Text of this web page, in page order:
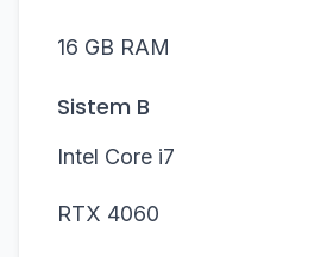
16 GB RAM
Sistem B
Intel Core i7
RTX 4060